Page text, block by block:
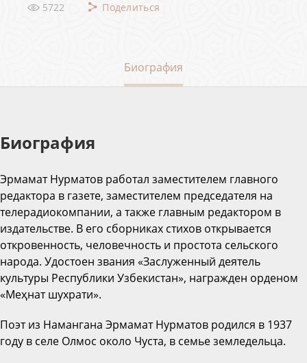
5722 Поделиться
Биография
Биография
Эрмамат Нурматов работал заместителем главного
редактора в газете, заместителем председателя на
телерадиокомпании, а также главным редактором в
издательстве. В его сборниках стихов открывается
откровенность, человечность и простота сельского
народа. Удостоен звания «Заслуженный деятель
культуры Республики Узбекистан», награжден орденом
«Меҳнат шухрати».
Поэт из Намангана Эрмамат Нурматов родился в 1937
году в селе Олмос около Чуста, в семье земледельца.